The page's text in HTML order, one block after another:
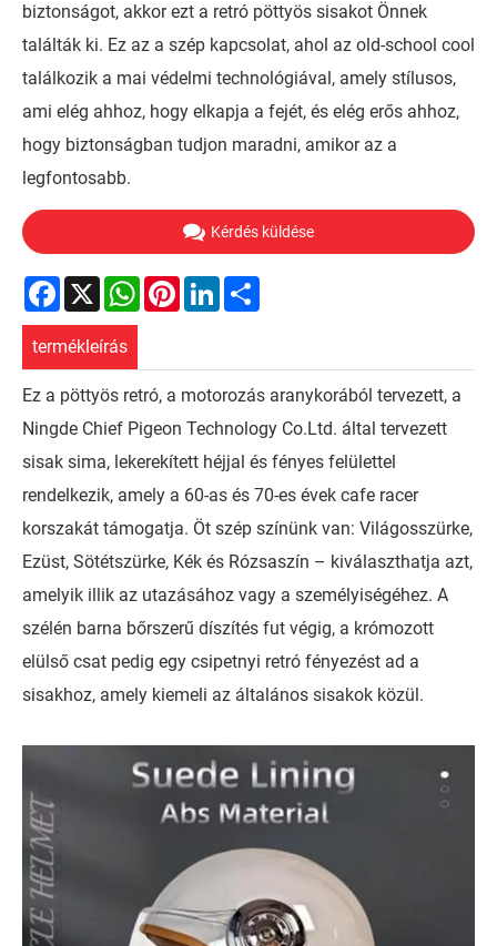
biztonságot, akkor ezt a retró pöttyös sisakot Önnek
találták ki. Ez az a szép kapcsolat, ahol az old-school cool
találkozik a mai védelmi technológiával, amely stílusos,
ami elég ahhoz, hogy elkapja a fejét, és elég erős ahhoz,
hogy biztonságban tudjon maradni, amikor az a
legfontosabb.
Kérdés küldése
Facebook
X WhatsApp
PinterestLinkedIn
termékleírás
Ez a pöttyös retró, a motorozás aranykorából tervezett, a
Ningde Chief Pigeon Technology Co.Ltd. által tervezett
sisak sima, lekerekített héjjal és fényes felülettel
rendelkezik, amely a 60-as és 70-es évek cafe racer
korszakát támogatja. Öt szép színünk van: Világosszürke,
Ezüst, Sötétszürke, Kék és Rózsaszín – kiválaszthatja azt,
amelyik illik az utazásához vagy a személyiségéhez. A
szélén barna bőrszerű díszítés fut végig, a krómozott
elülső csat pedig egy csipetnyi retró fényezést ad a
sisakhoz, amely kiemeli az általános sisakok közül.